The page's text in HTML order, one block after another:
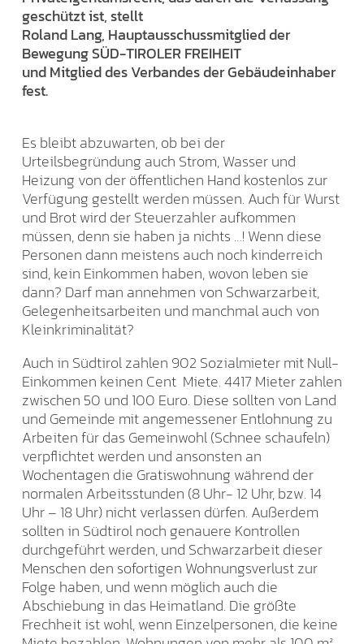
geschützt ist, stellt
Roland Lang, Hauptausschussmitglied der
Bewegung SÜD-TIROLER FREIHEIT
und Mitglied des Verbandes der Gebäudeinhaber
fest.
Es bleibt abzuwarten, ob bei der
Urteilsbegründung auch Strom, Wasser und
Heizung von der öffentlichen Hand kostenlos zur
Verfügung gestellt werden müssen. Auch für Wurst
und Brot wird der Steuerzahler aufkommen
müssen, denn sie haben ja nichts …! Wenn diese
Personen dann meistens auch noch kinderreich
sind, kein Einkommen haben, wovon leben sie
dann? Darf man annehmen von Schwarzarbeit,
Gelegenheitsarbeiten und manchmal auch von
Kleinkriminalität?
Auch in Südtirol zahlen 902 Sozialmieter mit Null-
Einkommen keinen Cent Miete. 4417 Mieter zahlen
zwischen 50 und 100 Euro. Diese sollten von Land
und Gemeinde mit angemessener Entlohnung zu
Arbeiten für das Gemeinwohl (Schnee schaufeln)
verpflichtet werden und ansonsten an
Wochentagen die Gratiswohnung während der
normalen Arbeitsstunden (8 Uhr- 12 Uhr, bzw. 14
Uhr – 18 Uhr) nicht verlassen dürfen. Außerdem
sollten in Südtirol noch genauere Kontrollen
durchgeführt werden, und Schwarzarbeit dieser
Menschen den sofortigen Wohnungsverlust zur
Folge haben, und wenn möglich auch die
Abschiebung in das Heimatland. Die größte
Frechheit ist wohl, wenn Einzelpersonen, die keine